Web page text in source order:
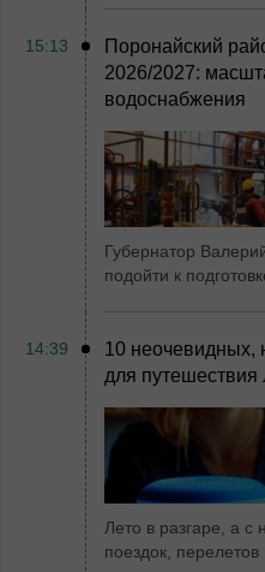
15:13
Поронайский
2026/2027:
водоснабжения
Губернатор
подойти к
14:39
10 неочевидных,
для путешествия
Лето в разгаре, а с
поездок,